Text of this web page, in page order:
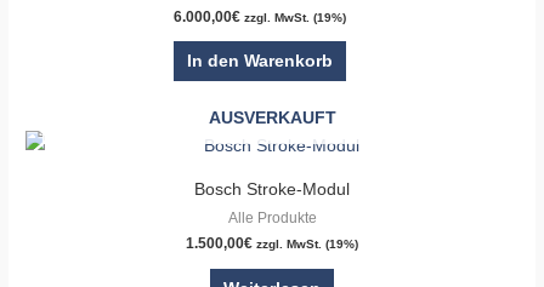
6.000,00€ zzgl. MwSt. (19%)
In den Warenkorb
AUSVERKAUFT
Bosch Stroke-Modul
Alle Produkte
1.500,00€ zzgl. MwSt. (19%)